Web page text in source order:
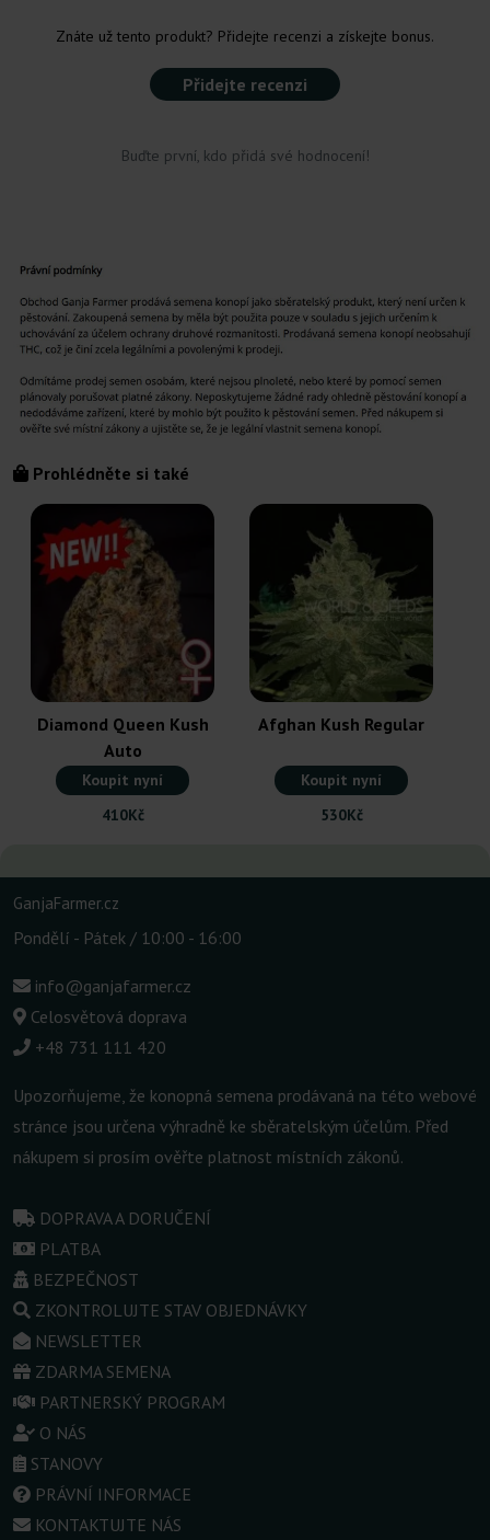
Znáte už tento produkt? Přidejte recenzi a získejte bonus.
Přidejte recenzi
Buďte první, kdo přidá své hodnocení!
Prohlédněte si také
Diamond Queen Kush
Auto
Koupit nyní
410Kč
Afghan Kush Regular
Koupit nyní
530Kč
GanjaFarmer.cz
Pondělí - Pátek / 10:00 - 16:00
info@ganjafarmer.cz
Celosvětová doprava
+48 731 111 420
Upozorňujeme, že konopná semena prodávaná na této webové
stránce jsou určena výhradně ke sběratelským účelům. Před
nákupem si prosím ověřte platnost místních zákonů.
DOPRAVA A DORUČENÍ
PLATBA
BEZPEČNOST
ZKONTROLUJTE STAV OBJEDNÁVKY
NEWSLETTER
ZDARMA SEMENA
PARTNERSKÝ PROGRAM
O NÁS
STANOVY
PRÁVNÍ INFORMACE
KONTAKTUJTE NÁS